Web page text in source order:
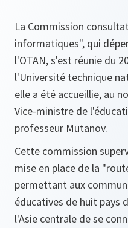
La Commission
informatiques", qui
l'OTAN, s'est réunie du
l'Université technique
elle a été accueillie, au
Vice-ministre de
professeur Mutanov.
Cette commission
mise en place de la
permettant aux
éducatives de huit pays
l'Asie centrale de se